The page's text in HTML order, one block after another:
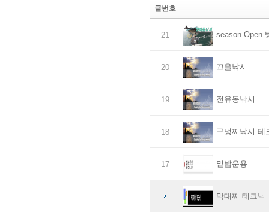
글번호
21 season Open
20 끄을낚시
19 전유동낚시
18 구멍찌낚시 테
17 밑밥운용
막대찌 테크닉